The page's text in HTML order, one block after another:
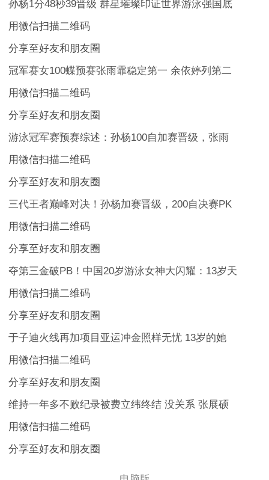
孙杨1分48秒39晋级 群星璀璨印证世界游泳强国底
用微信扫描二维码
分享至好友和朋友圈
冠军赛女100蝶预赛张雨霏稳定第一 余依婷列第二
用微信扫描二维码
分享至好友和朋友圈
游泳冠军赛预赛综述：孙杨100自加赛晋级，张雨
用微信扫描二维码
分享至好友和朋友圈
三代王者巅峰对决！孙杨加赛晋级，200自决赛PK
用微信扫描二维码
分享至好友和朋友圈
夺第三金破PB！中国20岁游泳女神大闪耀：13岁天
用微信扫描二维码
分享至好友和朋友圈
于子迪火线再加项目亚运冲金照样无忧 13岁的她
用微信扫描二维码
分享至好友和朋友圈
维持一年多不败纪录被费立纬终结 没关系 张展硕
用微信扫描二维码
分享至好友和朋友圈